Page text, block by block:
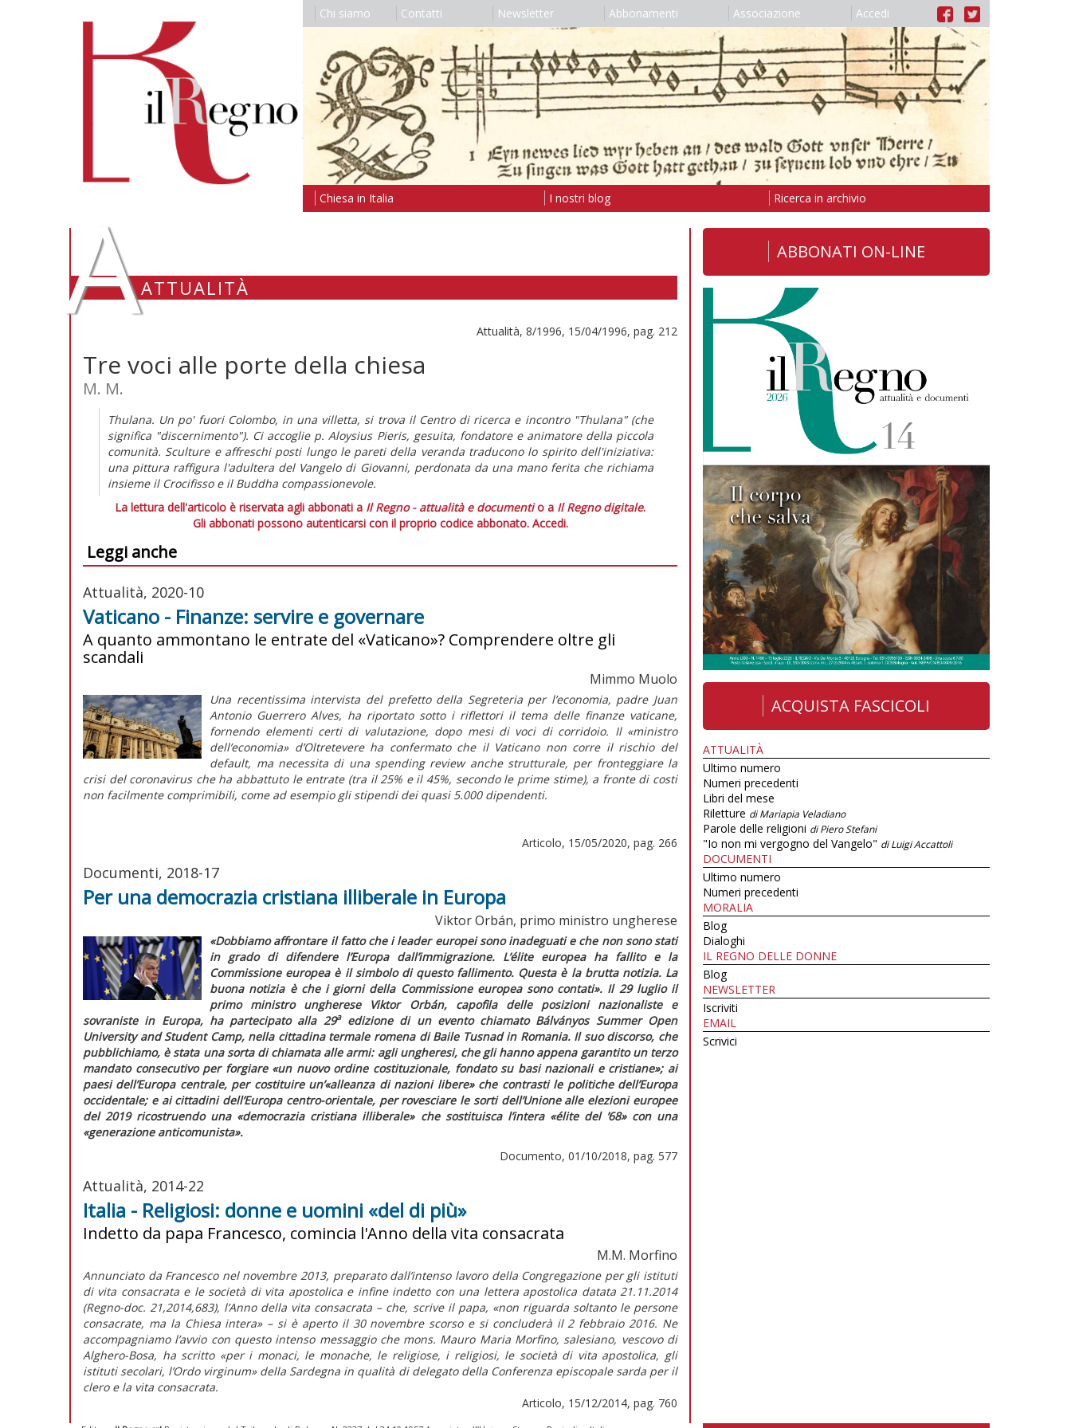
Chi siamo Contatti Newsletter Abbonamenti Associazione Accedi
Chiesa in Italia I nostri blog Ricerca in archivio
AATTUALITÀ
Attualità, 8/1996, 15/04/1996, pag. 212
Tre voci alle porte della chiesa
M. M.
Thulana. Un po' fuori Colombo, in una villetta, si trova il Centro di ricerca e incontro "Thulana" (che
significa "discernimento"). Ci accoglie p. Aloysius Pieris, gesuita, fondatore e animatore della piccola
comunità. Sculture e affreschi posti lungo le pareti della veranda traducono lo spirito dell'iniziativa:
una pittura raffigura l'adultera del Vangelo di Giovanni, perdonata da una mano ferita che richiama
insieme il Crocifisso e il Buddha compassionevole.
La lettura dell'articolo è riservata agli abbonati a Il Regno - attualità e documentio a Il Regno digitale.
Gli abbonati possono autenticarsi con il proprio codice abbonato. Accedi.
Leggi anche
Attualità, 2020-10
Vaticano - Finanze: servire e governare
A quanto ammontano le entrate del «Vaticano»? Comprendere oltre gli
scandali
Mimmo Muolo
Una recentissima intervista del prefetto della Segreteria per l’economia, padre Juan
Antonio Guerrero Alves, ha riportato sotto i riflettori il tema delle finanze vaticane,
fornendo elementi certi di valutazione, dopo mesi di voci di corridoio. Il «ministro
dell’economia» d’Oltretevere ha confermato che il Vaticano non corre il rischio del
default, ma necessita di una spending review anche strutturale, per fronteggiare la
crisi del coronavirus che ha abbattuto le entrate (tra il 25% e il 45%, secondo le prime stime), a fronte di costi
non facilmente comprimibili, come ad esempio gli stipendi dei quasi 5.000 dipendenti.
Articolo, 15/05/2020, pag. 266
Documenti, 2018-17
Per una democrazia cristiana illiberale in Europa
Viktor Orbán, primo ministro ungherese
«Dobbiamo affrontare il fatto che i leader europei sono inadeguati e che non sono stati
in grado di difendere l’Europa dall’immigrazione. L’éliteeuropea ha fallito e la
Commissione europea è il simbolo di questo fallimento. Questa è la brutta notizia. La
buona notizia è che i giorni della Commissione europea sono contati». Il 29 luglio il
primo ministro ungherese Viktor Orbán, capofila delle posizioni nazionaliste e
sovraniste in Europa, ha partecipato alla 29aedizione di un evento chiamato Bálványos Summer Open
University and Student Camp, nella cittadina termale romena di Baile Tusnad in Romania. Il suo discorso, che
pubblichiamo, è stata una sorta di chiamata alle armi: agli ungheresi, che gli hanno appena garantito un terzo
mandato consecutivo per forgiare «un nuovo ordine costituzionale, fondato su basi nazionali e cristiane»;ai
paesi dell’Europa centrale, per costituire un’«alleanza di nazioni libere»che contrasti le politiche dell’Europa
occidentale; e ai cittadini dell’Europa centro-orientale, per rovesciare le sorti dell’Unione alle elezioni europee
del 2019 ricostruendo una «democrazia cristiana illiberale» che sostituisca l’intera «élite del ’68»con una
«generazione anticomunista».
Documento, 01/10/2018, pag. 577
Attualità, 2014-22
Italia - Religiosi: donne e uomini «del di più»
Indetto da papa Francesco, comincia l'Anno della vita consacrata
M.M. Morfino
Annunciato da Francesco nel novembre 2013, preparato dall’intenso lavoro della Congregazione per gli istituti
di vita consacrata e le società di vita apostolica e infine indetto con una lettera apostolica datata 21.11.2014
(Regno-doc. 21,2014,683), l’Anno della vita consacrata – che, scrive il papa, «non riguarda soltanto le persone
consacrate, ma la Chiesa intera» – si è aperto il 30 novembre scorso e si concluderà il 2 febbraio 2016. Ne
accompagniamo l’avvio con questo intenso messaggio che mons. Mauro Maria Morfino, salesiano, vescovo di
Alghero-Bosa, ha scritto «per i monaci, le monache, le religiose, i religiosi, le società di vita apostolica, gli
istituti secolari, l’Ordo virginum» della Sardegna in qualità di delegato della Conferenza episcopale sarda per il
clero e la vita consacrata.
Articolo, 15/12/2014, pag. 760
ABBONATI ON-LINE
ACQUISTA FASCICOLI
ATTUALITÀ
Ultimo numero
Numeri precedenti
Libri del mese
Riletture di Mariapia Veladiano
Parole delle religioni di Piero Stefani
"Io non mi vergogno del Vangelo" di Luigi Accattoli
DOCUMENTI
Ultimo numero
Numeri precedenti
MORALIA
Blog
Dialoghi
IL REGNO DELLE DONNE
Blog
NEWSLETTER
Iscriviti
EMAIL
Scrivici